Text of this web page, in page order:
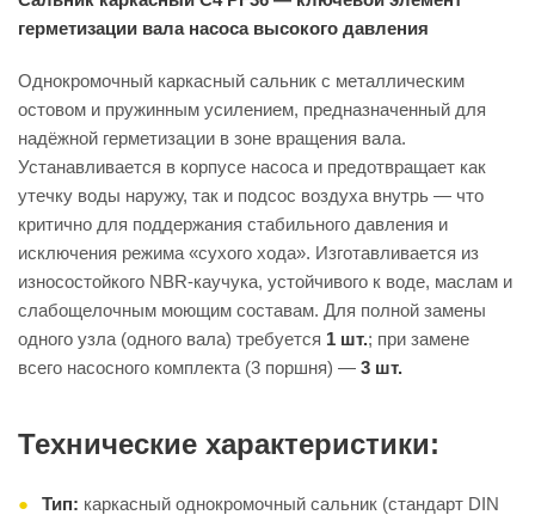
герметизации вала насоса высокого давления
Однокромочный каркасный сальник с металлическим
остовом и пружинным усилением, предназначенный для
надёжной герметизации в зоне вращения вала.
Устанавливается в корпусе насоса и предотвращает как
утечку воды наружу, так и подсос воздуха внутрь — что
критично для поддержания стабильного давления и
исключения режима «сухого хода». Изготавливается из
износостойкого NBR-каучука, устойчивого к воде, маслам и
слабощелочным моющим составам. Для полной замены
одного узла (одного вала) требуется 1 шт.; при замене
всего насосного комплекта (3 поршня) — 3 шт.
Технические характеристики:
Тип: каркасный однокромочный сальник (стандарт DIN